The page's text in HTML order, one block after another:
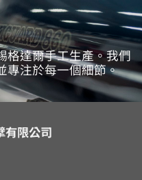
格達爾手工生產。我們
專注於每一個細節。
有限公司